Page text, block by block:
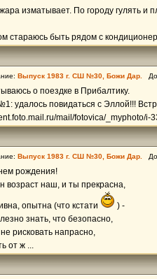
изматывает. По городу гулять и
стараюсь быть рядом с
Выпуск 1983 г. СШ №30, Божи Дар.
о поездке в Прибалтику.
удалось повидаться с Эллой!!!
mail/fotovica/_myphoto/i-
Выпуск 1983 г. СШ №30, Божи Дар.
рождения!
возраст наш, и ты прекрасна,
опытна (что кстати
) -
знать, что безопасно,
рисковать напрасно,
от ж ...